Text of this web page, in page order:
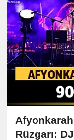
Rüzgarı: